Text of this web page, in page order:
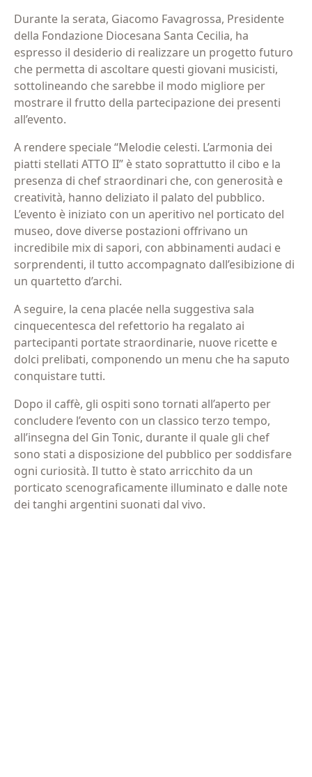
Durante la serata, Giacomo Favagrossa, Presidente
della Fondazione Diocesana Santa Cecilia, ha
espresso il desiderio di realizzare un progetto futuro
che permetta di ascoltare questi giovani musicisti,
sottolineando che sarebbe il modo migliore per
mostrare il frutto della partecipazione dei presenti
all’evento.
A rendere speciale “Melodie celesti. L’armonia dei
piatti stellati ATTO II” è stato soprattutto il cibo e la
presenza di chef straordinari che, con generosità e
creatività, hanno deliziato il palato del pubblico.
L’evento è iniziato con un aperitivo nel porticato del
museo, dove diverse postazioni offrivano un
incredibile mix di sapori, con abbinamenti audaci e
sorprendenti, il tutto accompagnato dall’esibizione di
un quartetto d’archi.
A seguire, la cena placée nella suggestiva sala
cinquecentesca del refettorio ha regalato ai
partecipanti portate straordinarie, nuove ricette e
dolci prelibati, componendo un menu che ha saputo
conquistare tutti.
Dopo il caffè, gli ospiti sono tornati all’aperto per
concludere l’evento con un classico terzo tempo,
all’insegna del Gin Tonic, durante il quale gli chef
sono stati a disposizione del pubblico per soddisfare
ogni curiosità. Il tutto è stato arricchito da un
porticato scenograficamente illuminato e dalle note
dei tanghi argentini suonati dal vivo.
Iscriviti alla newsletter
Privacy
(Obbligatorio)
Acconsento al trattamento dei dati personali
(Obbligatorio)
Materiale
informativo
(Obbligatorio)
Acconsento all'invio di materiale informativo
(Obbligatorio)